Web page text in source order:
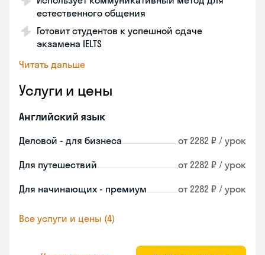
естественного общения
Готовит студентов к успешной сдаче
экзамена IELTS
Читать дальше
Услуги и цены
Английский язык
Деловой - для бизнеса от 2282 ₽ / урок
Для путешествий от 2282 ₽ / урок
Для начинающих - премиум от 2282 ₽ / урок
Все услуги и цены (4)